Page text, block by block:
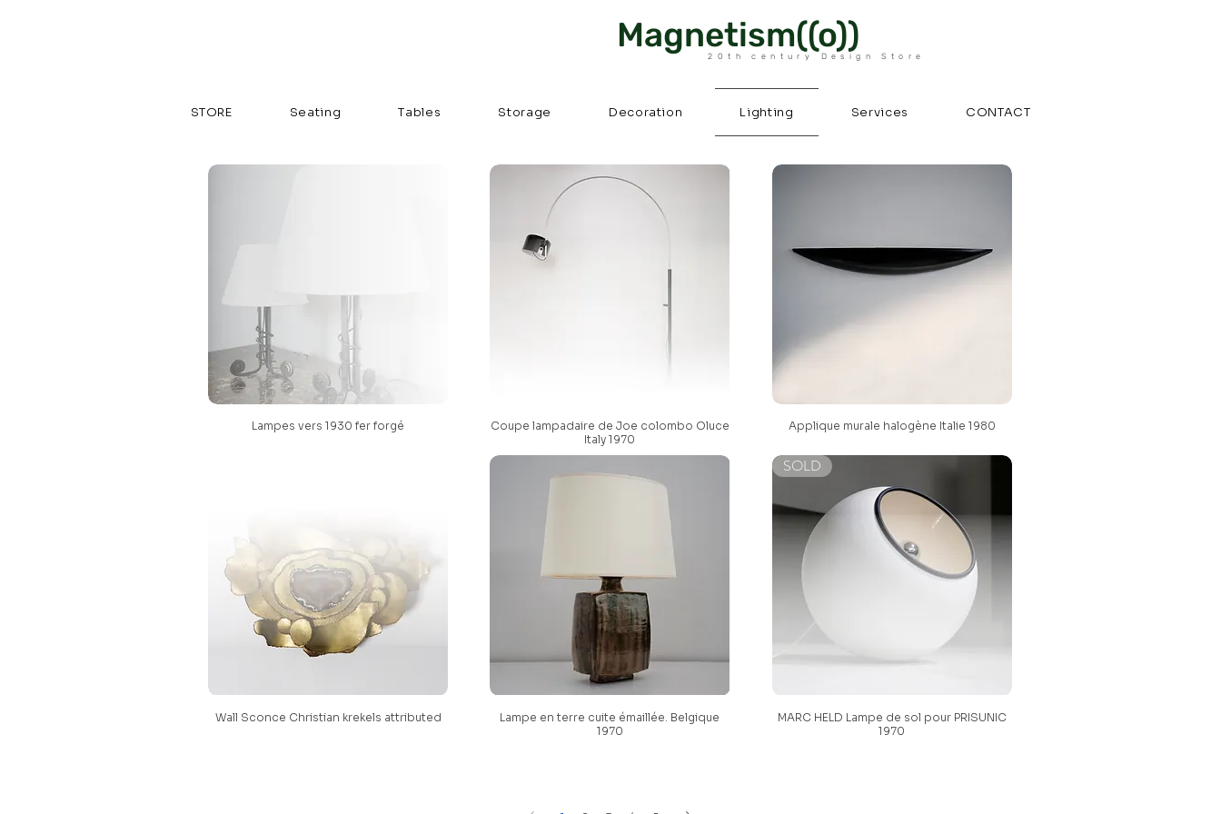
Magnetism((o))
20th century Design Store
STORE Seating Tables Storage Decoration Lighting Services CONTACT
Lampes vers 1930 fer forgé
Coupe lampadaire de Joe colombo Oluce
Italy 1970
Applique murale halogène Italie 1980
Wall Sconce Christian krekels attributed
Lampe en terre cuite émaillée. Belgique
1970
SOLD
MARC HELD Lampe de sol pour PRISUNIC
1970